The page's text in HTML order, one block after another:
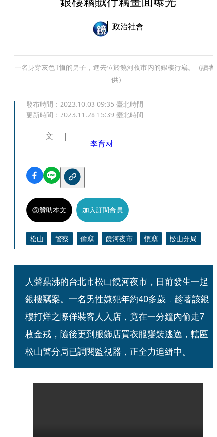
政治社會
一名身穿灰色T恤的男子，進去位於饒河夜市內的銀樓行竊。（讀者
供）
發布時間： 2023.10.03 09:35 臺北時間
更新時間： 2023.11.28 15:39 臺北時間
文
李育材
贊助本文 加入訂閱會員
松山 警察 偷竊 饒河夜市 慣竊 松山分局
人聲鼎沸的台北市松山饒河夜市，日前發生一起
銀樓竊案。一名男性嫌犯年約40多歲，趁著該銀
樓打烊之際佯裝客人入店，竟在一分鐘內偷走7
枚金戒，隨後更到服飾店買衣服變裝逃逸，轄區
松山警分局已調閱監視器，正全力追緝中。